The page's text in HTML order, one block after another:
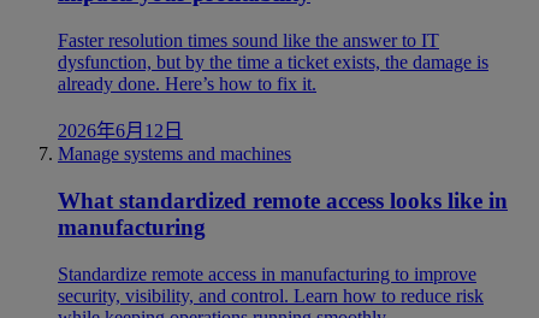
Faster resolution times sound like the answer to IT
dysfunction, but by the time a ticket exists, the damage is
already done. Here’s how to fix it.
2026年6月12日
Manage systems and machines
What standardized remote access looks like in
manufacturing
Standardize remote access in manufacturing to improve
security, visibility, and control. Learn how to reduce risk